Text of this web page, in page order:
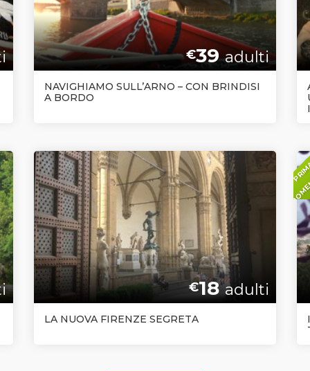
€39adulti
NAVIGHIAMO SULL’ARNO – CON BRINDISI
A BORDO
€18adulti
LA NUOVA FIRENZE SEGRETA